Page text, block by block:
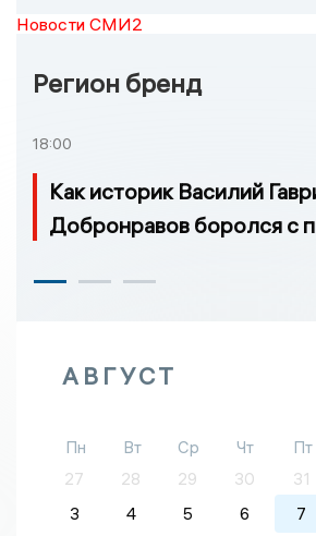
Новости СМИ2
Регион бренд
18:00
Как историк Василий
Добронравов боролся с
АВГУСТ
Пн Вт Ср Чт Пт
27
28 29 30 31
3
4 5 6 7